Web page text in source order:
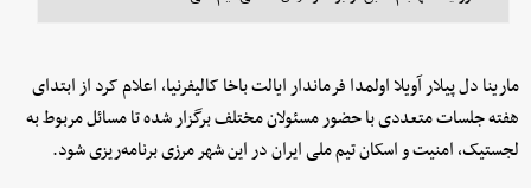
مارینا دل پیلار آویلا اولمدا فرماندار ایالت باخا کالیفرنیا، اعلام کرد از ابتدای
هفته جلسات متعددی با حضور مسئولان مختلف برگزار شده تا مسائل مربوط به
لجستیک، امنیت و اسکان تیم ملی ایران در این شهر مرزی برنامه‌ریزی شود.